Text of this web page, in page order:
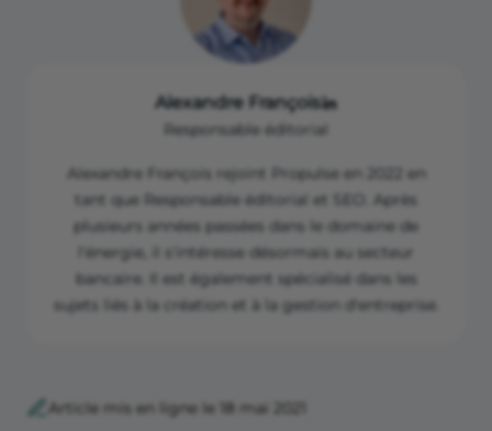
Alexandre François
Responsable éditorial
Alexandre François rejoint Propulse en 2022 en
tant que Responsable éditorial et SEO. Après
plusieurs années passées dans le domaine de
l'énergie, il s'intéresse désormais au secteur
bancaire. Il est également spécialisé dans les
sujets liés à la création et à la gestion d'entreprise.
Article mis en ligne le 18 mai 2021